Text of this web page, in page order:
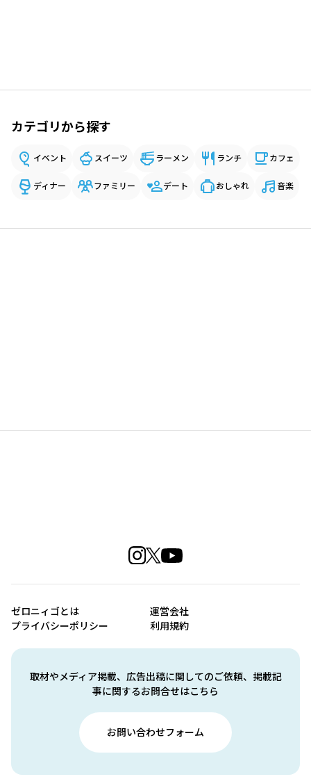
カテゴリから探す
イベント スイーツ ラーメン ランチ カフェ
ディナー ファミリー デート おしゃれ 音楽
取材やメディア掲載、広告出稿に関してのご依頼、掲載記
事に関するお問合せはこちら
お問い合わせフォーム
ゼロニィゴとは
運営会社
プライバシーポリシー
利用規約